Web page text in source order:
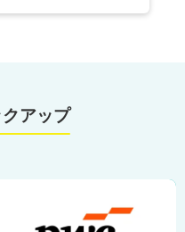
アップ